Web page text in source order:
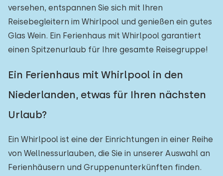
versehen, entspannen Sie sich mit Ihren
Reisebegleitern im Whirlpool und genießen ein gutes
Glas Wein. Ein Ferienhaus mit Whirlpool garantiert
einen Spitzenurlaub für Ihre gesamte Reisegruppe!
Ein Ferienhaus mit Whirlpool in den
Niederlanden, etwas für Ihren nächsten
Urlaub?
Ein Whirlpool ist eine der Einrichtungen in einer Reihe
von Wellnessurlauben, die Sie in unserer Auswahl an
Ferienhäusern und Gruppenunterkünften finden.